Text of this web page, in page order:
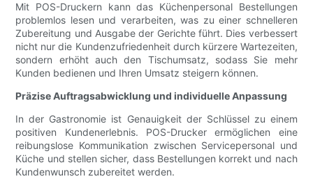
Mit POS-Druckern kann das Küchenpersonal Bestellungen
problemlos lesen und verarbeiten, was zu einer schnelleren
Zubereitung und Ausgabe der Gerichte führt. Dies verbessert
nicht nur die Kundenzufriedenheit durch kürzere Wartezeiten,
sondern erhöht auch den Tischumsatz, sodass Sie mehr
Kunden bedienen und Ihren Umsatz steigern können.
Präzise Auftragsabwicklung und individuelle Anpassung
In der Gastronomie ist Genauigkeit der Schlüssel zu einem
positiven Kundenerlebnis. POS-Drucker ermöglichen eine
reibungslose Kommunikation zwischen Servicepersonal und
Küche und stellen sicher, dass Bestellungen korrekt und nach
Kundenwunsch zubereitet werden.